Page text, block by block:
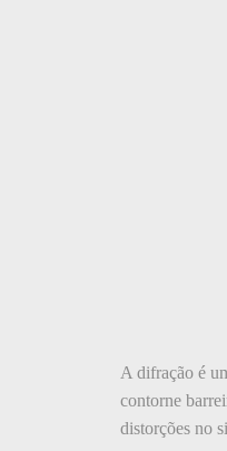
A difração é
contorne
distorções no